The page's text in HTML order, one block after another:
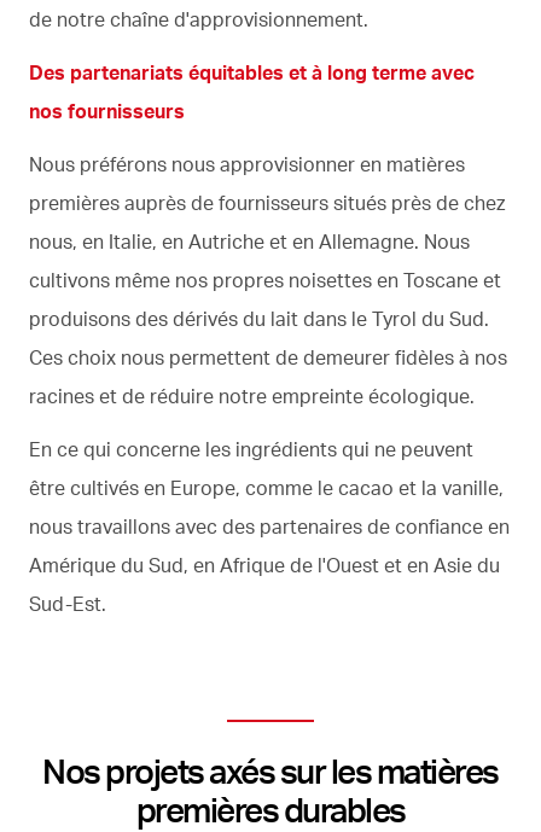
de notre chaîne d'approvisionnement.
Des partenariats équitables et à long terme avec
nos fournisseurs
Nous préférons nous approvisionner en matières
premières auprès de fournisseurs situés près de chez
nous, en Italie, en Autriche et en Allemagne. Nous
cultivons même nos propres noisettes en Toscane et
produisons des dérivés du lait dans le Tyrol du Sud.
Ces choix nous permettent de demeurer fidèles à nos
racines et de réduire notre empreinte écologique.
En ce qui concerne les ingrédients qui ne peuvent
être cultivés en Europe, comme le cacao et la vanille,
nous travaillons avec des partenaires de confiance en
Amérique du Sud, en Afrique de l'Ouest et en Asie du
Sud-Est.
Nos projets axés sur les matières
premières durables